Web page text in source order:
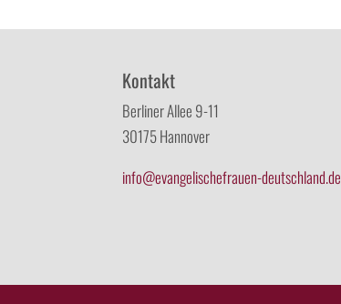
Kontakt
Berliner Allee 9-11
30175 Hannover
info@evangelischefrauen-deutschland.de